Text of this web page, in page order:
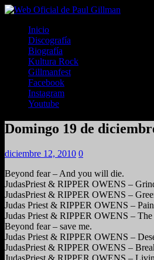
Inicio
Discografía
Biografía
Kultura Rock
Gillmanfest
Facebook
Instagram
Youtube
Domingo 19 de
diciembre 12, 2010 0
Beyond fear – And you will die.
JudasPriest & RIPPER OWENS –
JudasPriest & RIPPER OWENS –
Judas Priest & RIPPER OWENS –
Judas Priest & RIPPER OWENS – The
Beyond fear – save me.
Judas Priest & RIPPER OWENS –
JudasPriest & RIPPER OWENS –
JudasPriest & RIPPER OWENS –